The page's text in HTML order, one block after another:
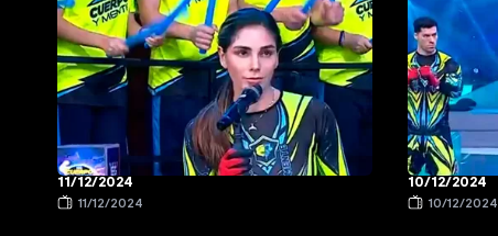
11/12/2024
11/12/2024
10/12/2024
10/12/2024